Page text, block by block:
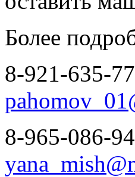
Более
8-921-635-
8-965-086-